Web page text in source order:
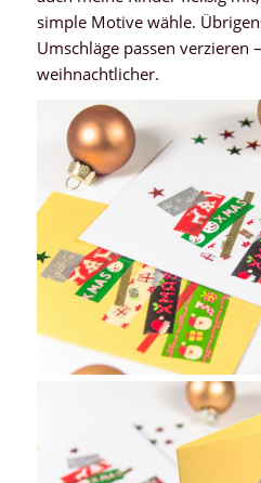
simple Motive wähle.
Umschläge passen verzieren
weihnachtlicher.